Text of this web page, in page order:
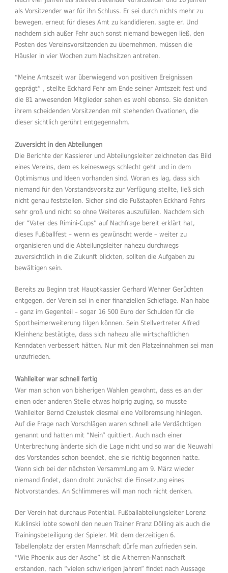
als Vorsitzender war für ihn Schluss. Er sei durch nichts mehr zu
bewegen, erneut für dieses Amt zu kandidieren, sagte er. Und
nachdem sich außer Fehr auch sonst niemand bewegen ließ, den
Posten des Vereinsvorsitzenden zu übernehmen, müssen die
Häusler in vier Wochen zum Nachsitzen antreten.
“Meine Amtszeit war überwiegend von positiven Ereignissen
geprägt” , stellte Eckhard Fehr am Ende seiner Amtszeit fest und
die 81 anwesenden Mitglieder sahen es wohl ebenso. Sie dankten
ihrem scheidenden Vorsitzenden mit stehenden Ovationen, die
dieser sichtlich gerührt entgegennahm.
Zuversicht in den Abteilungen
Die Berichte der Kassierer und Abteilungsleiter zeichneten das Bild
eines Vereins, dem es keineswegs schlecht geht und in dem
Optimismus und Ideen vorhanden sind. Woran es lag, dass sich
niemand für den Vorstandsvorsitz zur Verfügung stellte, ließ sich
nicht genau feststellen. Sicher sind die Fußstapfen Eckhard Fehrs
sehr groß und nicht so ohne Weiteres auszufüllen. Nachdem sich
der “Vater des Rimini-Cups” auf Nachfrage bereit erklärt hat,
dieses Fußballfest – wenn es gewünscht werde – weiter zu
organisieren und die Abteilungsleiter nahezu durchwegs
zuversichtlich in die Zukunft blickten, sollten die Aufgaben zu
bewältigen sein.
Bereits zu Beginn trat Hauptkassier Gerhard Wehner Gerüchten
entgegen, der Verein sei in einer finanziellen Schieflage. Man habe
– ganz im Gegenteil – sogar 16 500 Euro der Schulden für die
Sportheimerweiterung tilgen können. Sein Stellvertreter Alfred
Kleinhenz bestätigte, dass sich nahezu alle wirtschaftlichen
Kenndaten verbessert hätten. Nur mit den Platzeinnahmen sei man
unzufrieden.
Wahlleiter war schnell fertig
War man schon von bisherigen Wahlen gewohnt, dass es an der
einen oder anderen Stelle etwas holprig zuging, so musste
Wahlleiter Bernd Czelustek diesmal eine Vollbremsung hinlegen.
Auf die Frage nach Vorschlägen waren schnell alle Verdächtigen
genannt und hatten mit “Nein” quittiert. Auch nach einer
Unterbrechung änderte sich die Lage nicht und so war die Neuwahl
des Vorstandes schon beendet, ehe sie richtig begonnen hatte.
Wenn sich bei der nächsten Versammlung am 9. März wieder
niemand findet, dann droht zunächst die Einsetzung eines
Notvorstandes. An Schlimmeres will man noch nicht denken.
Der Verein hat durchaus Potential. Fußballabteilungsleiter Lorenz
Kuklinski lobte sowohl den neuen Trainer Franz Dölling als auch die
Trainingsbeteiligung der Spieler. Mit dem derzeitigen 6.
Tabellenplatz der ersten Mannschaft dürfe man zufrieden sein.
“Wie Phoenix aus der Asche” ist die Altherren-Mannschaft
erstanden, nach “vielen schwierigen Jahren” findet nach Aussage